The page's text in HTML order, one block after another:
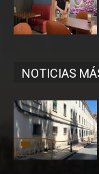
NOTICIAS